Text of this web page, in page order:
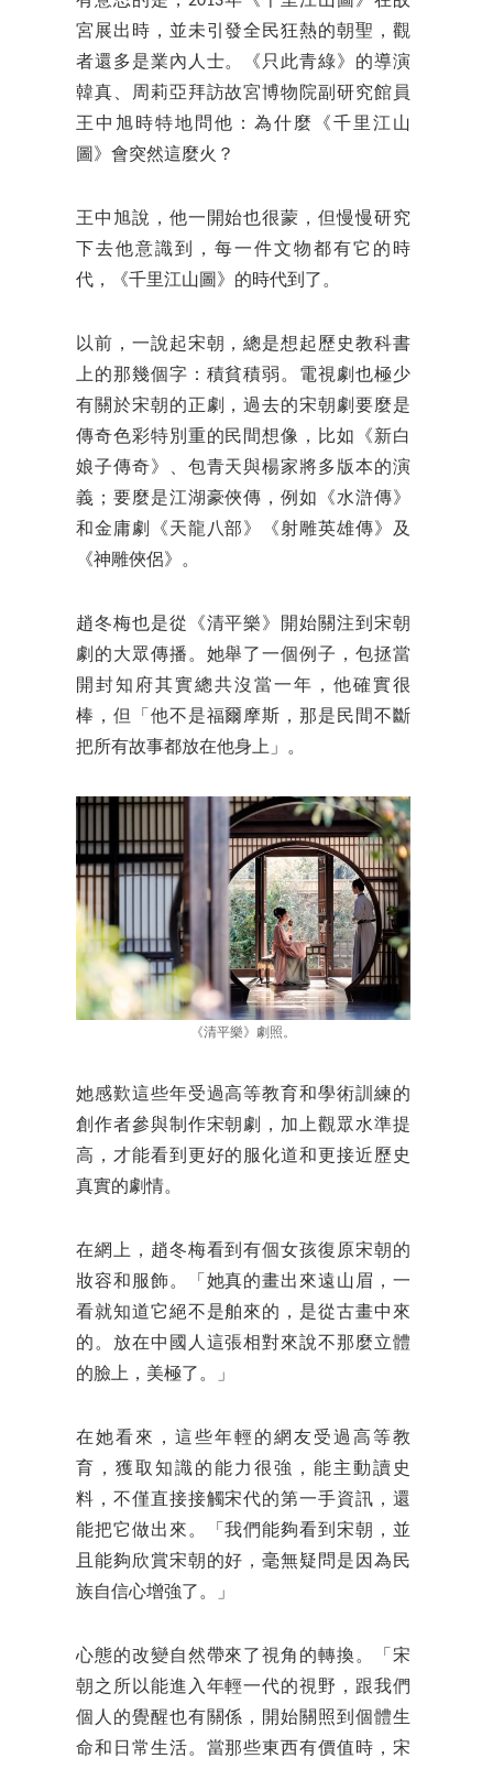
宮展出時，並未引發全民狂熱的朝聖，觀
者還多是業內人士。《只此青綠》的導演
韓真、周莉亞拜訪故宮博物院副研究館員
王中旭時特地問他：為什麼《千里江山
圖》會突然這麼火？
王中旭說，他一開始也很蒙，但慢慢研究
下去他意識到，每一件文物都有它的時
代，《千里江山圖》的時代到了。
以前，一說起宋朝，總是想起歷史教科書
上的那幾個字：積貧積弱。電視劇也極少
有關於宋朝的正劇，過去的宋朝劇要麼是
傳奇色彩特別重的民間想像，比如《新白
娘子傳奇》、包青天與楊家將多版本的演
義；要麼是江湖豪俠傳，例如《水滸傳》
和金庸劇《天龍八部》《射雕英雄傳》及
《神雕俠侶》。
趙冬梅也是從《清平樂》開始關注到宋朝
劇的大眾傳播。她舉了一個例子，包拯當
開封知府其實總共沒當一年，他確實很
棒，但「他不是福爾摩斯，那是民間不斷
把所有故事都放在他身上」。
《清平樂》劇照。
她感歎這些年受過高等教育和學術訓練的
創作者參與制作宋朝劇，加上觀眾水準提
高，才能看到更好的服化道和更接近歷史
真實的劇情。
在網上，趙冬梅看到有個女孩復原宋朝的
妝容和服飾。「她真的畫出來遠山眉，一
看就知道它絕不是舶來的，是從古畫中來
的。放在中國人這張相對來說不那麼立體
的臉上，美極了。」
在她看來，這些年輕的網友受過高等教
育，獲取知識的能力很強，能主動讀史
料，不僅直接接觸宋代的第一手資訊，還
能把它做出來。「我們能夠看到宋朝，並
且能夠欣賞宋朝的好，毫無疑問是因為民
族自信心增強了。」
心態的改變自然帶來了視角的轉換。「宋
朝之所以能進入年輕一代的視野，跟我們
個人的覺醒也有關係，開始關照到個體生
命和日常生活。當那些東西有價值時，宋